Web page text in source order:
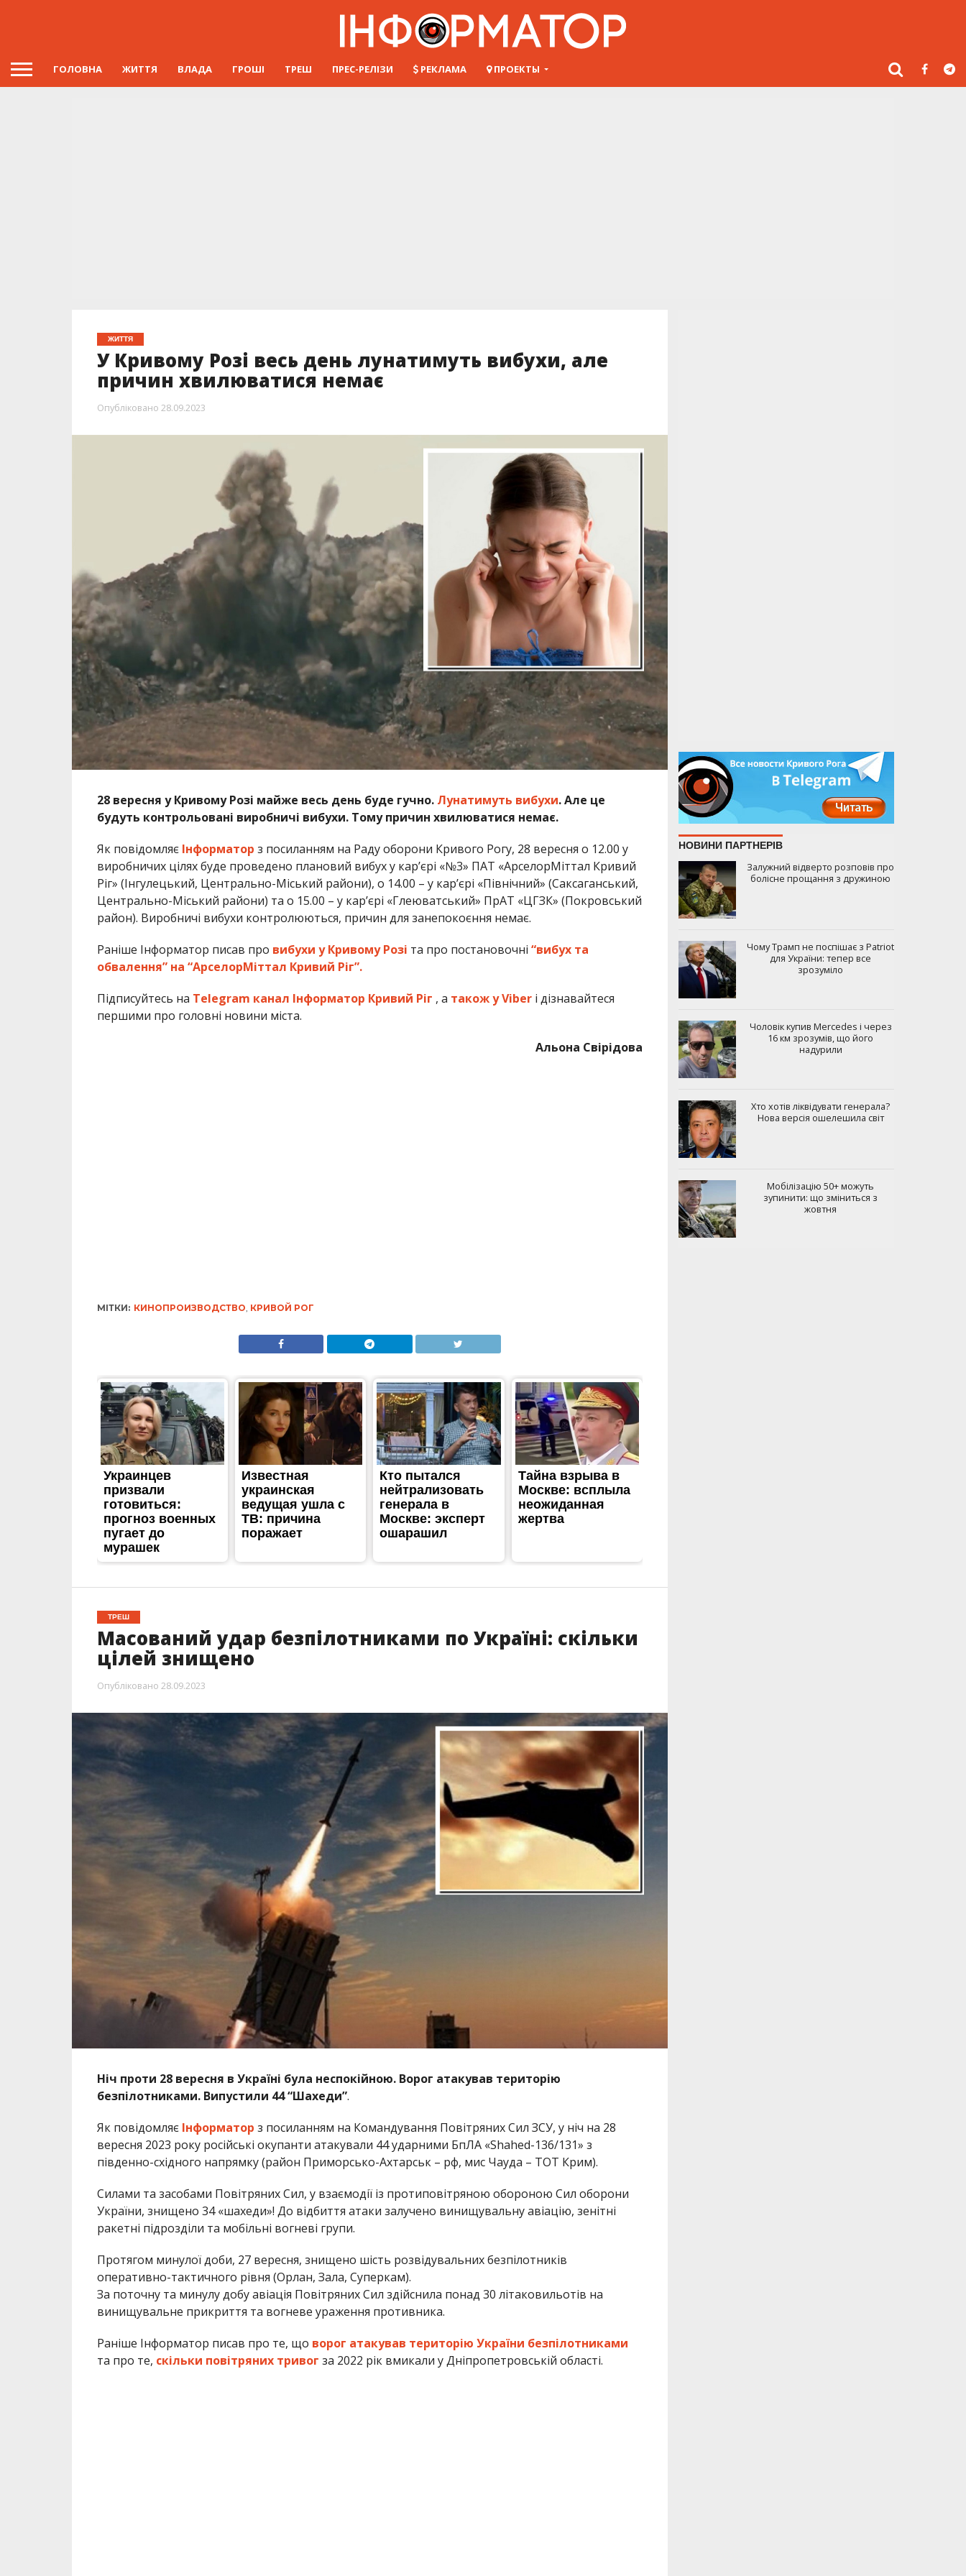
ГОЛОВНА ЖИТТЯ ВЛАДА ГРОШІ ТРЕШ ПРЕС-РЕЛІЗИ РЕКЛАМА ПРОЕКТЫ
ЖИТТЯ
У Кривому Розі весь день лунатимуть вибухи, але
причин хвилюватися немає
Опубліковано 28.09.2023
28 вересня у Кривому Розі майже весь день буде гучно. Лунатимуть вибухи. Але це
будуть контрольовані виробничі вибухи. Тому причин хвилюватися немає.
Як повідомляє Інформатор з посиланням на Раду оборони Кривого Рогу, 28 вересня о 12.00 у
виробничих цілях буде проведено плановий вибух у кар’єрі «№3» ПАТ «АрселорМіттал Кривий
Ріг» (Інгулецький, Центрально-Міський райони), о 14.00 – у кар’єрі «Північний» (Саксаганський,
Центрально-Міський райони) та о 15.00 – у кар’єрі «Глеюватський» ПрАТ «ЦГЗК» (Покровський
район). Виробничі вибухи контролюються, причин для занепокоєння немає.
Раніше Інформатор писав про вибухи у Кривому Розі та про постановочні “вибух та
обвалення” на “АрселорМіттал Кривий Ріг”.
Підписуйтесь на Telegram канал Інформатор Кривий Ріг , а також у Viberі дізнавайтеся
першими про головні новини міста.
Альона Свірідова
МІТКИ: КИНОПРОИЗВОДСТВО, КРИВОЙ РОГ
ТРЕШ
Масований удар безпілотниками по Україні: скільки
цілей знищено
Опубліковано 28.09.2023
Ніч проти 28 вересня в Україні була неспокійною. Ворог атакував територію
безпілотниками. Випустили 44 “Шахеди”.
Як повідомляє Інформатор з посиланням на Командування Повітряних Сил ЗСУ, у ніч на 28
вересня 2023 року російські окупанти атакували 44 ударними БпЛА «Shahed-136/131» з
південно-східного напрямку (район Приморсько-Ахтарськ – рф, мис Чауда – ТОТ Крим).
Силами та засобами Повітряних Сил, у взаємодії із протиповітряною обороною Сил оборони
України, знищено 34 «шахеди»! До відбиття атаки залучено винищувальну авіацію, зенітні
ракетні підрозділи та мобільні вогневі групи.
Протягом минулої доби, 27 вересня, знищено шість розвідувальних безпілотників
оперативно-тактичного рівня (Орлан, Зала, Суперкам).
За поточну та минулу добу авіація Повітряних Сил здійснила понад 30 літаковильотів на
винищувальне прикриття та вогневе ураження противника.
Раніше Інформатор писав про те, що ворог атакував територію України безпілотниками
та про те, скільки повітряних тривог за 2022 рік вмикали у Дніпропетровській області.